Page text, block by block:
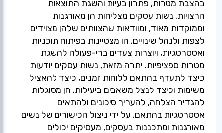
בהצבת מטרות, פתרון בעיות והשגת התוצאות
הרצויות. נשות עסקים מצליחות הן מאורגנות
וממוקדות מאוד, ומוודאות שהצוותים שלהן מצוידים
לצפות ולנהל שינויים. הן מצטיינות בפיתוח תוכניות
ואסטרטגיות, ויוצרות צעדים ברי-פעולה להשגת
מטרות ספציפיות. יתרה מזאת, נשות עסקים יודעות
כיצד לתעדף בהתאם ללוחות זמנים, כיצד להאציל
משימות וכיצד לנצל משאבים ביעילות. הן מסוגלות
להגדיר הצלחה, להעריך סיכונים ולהתאים
אסטרטגיות בהתאם. על ידי ניצול הכישורים של נשים
מאורגנות ומתכננות בעסקים, מעסיקים יכולים